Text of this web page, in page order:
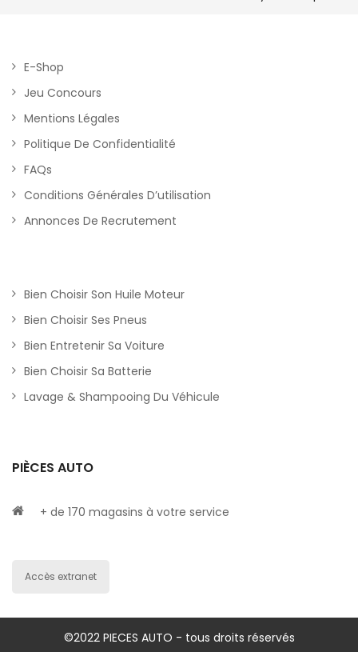
E-Shop
Jeu Concours
Mentions Légales
Politique De Confidentialité
FAQs
Conditions Générales D’utilisation
Annonces De Recrutement
Bien Choisir Son Huile Moteur
Bien Choisir Ses Pneus
Bien Entretenir Sa Voiture
Bien Choisir Sa Batterie
Lavage & Shampooing Du Véhicule
PIÈCES AUTO
+ de 170 magasins à votre service
Accès extranet
©2022 PIECES AUTO - tous droits réservés